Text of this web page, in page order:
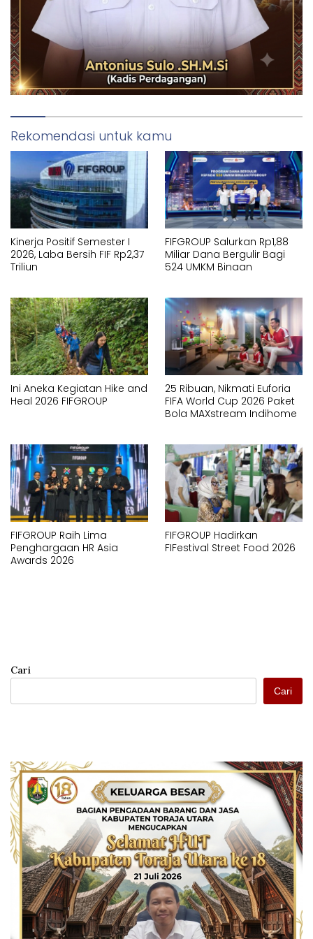
Rekomendasi untuk kamu
Kinerja Positif Semester I
2026, Laba Bersih FIF Rp2,37
Triliun
FIFGROUP Salurkan Rp1,88
Miliar Dana Bergulir Bagi
524 UMKM Binaan
Ini Aneka Kegiatan Hike and
Heal 2026 FIFGROUP
25 Ribuan, Nikmati Euforia
FIFA World Cup 2026 Paket
Bola MAXstream Indihome
FIFGROUP Raih Lima
Penghargaan HR Asia
Awards 2026
FIFGROUP Hadirkan
FIFestival Street Food 2026
Cari
Cari